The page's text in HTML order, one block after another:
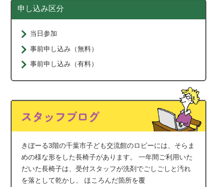
申し込み区分
当日参加
事前申し込み（無料）
事前申し込み（有料）
きぼーる3階の千葉市子ども交流館のロビーには、そらま
めの様な形をした長椅子があります。 一年間ご利用いた
だいた長椅子は、受付スタッフが洗剤でごしごしと汚れ
を落として乾かし、 ほころんだ箇所を覆